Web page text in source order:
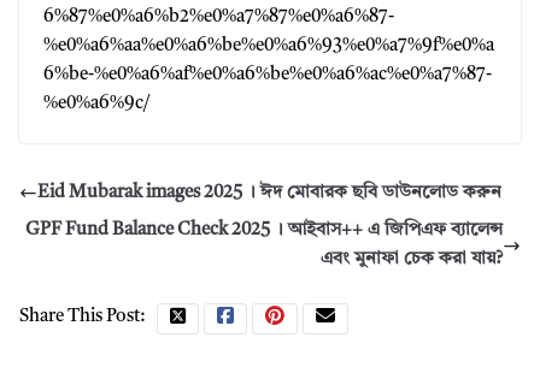
6%87%e0%a6%b2%e0%a7%87%e0%a6%87-
%e0%a6%aa%e0%a6%be%e0%a6%93%e0%a7%9f%e0%a
6%be-%e0%a6%af%e0%a6%be%e0%a6%ac%e0%a7%87-
%e0%a6%9c/
Eid Mubarak images 2025 । ঈদ মোবারক ছবি ডাউনলোড করুন
GPF Fund Balance Check 2025 । আইবাস++ এ জিপিএফ ব্যালেন্স
এবং মুনাফা চেক করা যায়?
Share This Post: